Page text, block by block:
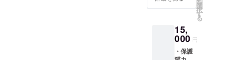
のでご
理解く
ませ。
日迄。
※万が一
た場合
でも、
返金は
出来か
店され
た車椅
子利用
者様や
ト ※注
意点※
電子レ
ンジの
させて
いただ
す。 ・
店内に
ご支援
頂きま
選
択
す
る
15,
000 円
・保護